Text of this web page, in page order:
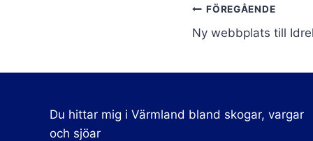
FÖREGÅENDE
Ny webbplats till
Du hittar mig i Värmland bland skogar, vargar
och sjöar